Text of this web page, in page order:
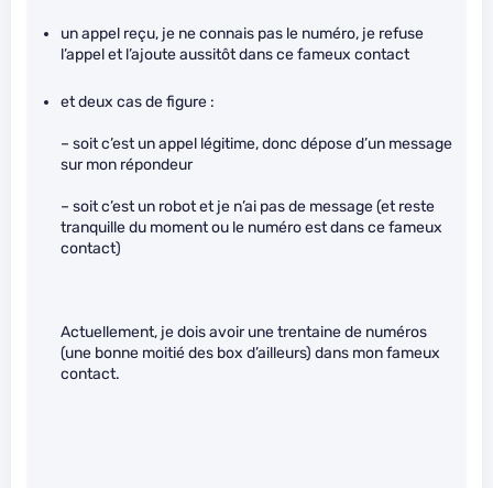
un appel reçu, je ne connais pas le numéro, je refuse
l’appel et l’ajoute aussitôt dans ce fameux contact
et deux cas de figure :
– soit c’est un appel légitime, donc dépose d’un message
sur mon répondeur
– soit c’est un robot et je n’ai pas de message (et reste
tranquille du moment ou le numéro est dans ce fameux
contact)
Actuellement, je dois avoir une trentaine de numéros
(une bonne moitié des box d’ailleurs) dans mon fameux
contact.